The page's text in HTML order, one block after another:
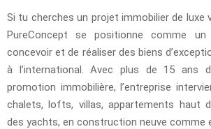
Si tu cherches un projet immobilier de luxe
PureConcept se positionne comme
concevoir et de réaliser des biens
à l’international. Avec plus de 15 ans
promotion immobilière, l’entreprise
chalets, lofts, villas, appartements haut
des yachts, en construction neuve comme